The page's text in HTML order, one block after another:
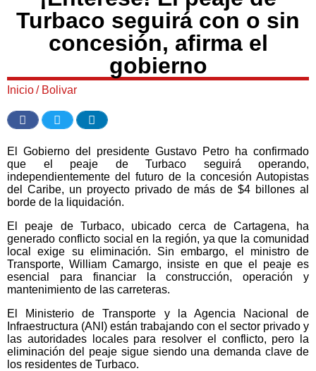
Turbaco seguirá con o sin
concesión, afirma el
gobierno
Inicio/ Bolivar
El Gobierno del presidente Gustavo Petro ha confirmado
que el peaje de Turbaco seguirá operando,
independientemente del futuro de la concesión Autopistas
del Caribe, un proyecto privado de más de $4 billones al
borde de la liquidación.
El peaje de Turbaco, ubicado cerca de Cartagena, ha
generado conflicto social en la región, ya que la comunidad
local exige su eliminación. Sin embargo, el ministro de
Transporte, William Camargo, insiste en que el peaje es
esencial para financiar la construcción, operación y
mantenimiento de las carreteras.
El Ministerio de Transporte y la Agencia Nacional de
Infraestructura (ANI) están trabajando con el sector privado y
las autoridades locales para resolver el conflicto, pero la
eliminación del peaje sigue siendo una demanda clave de
los residentes de Turbaco.